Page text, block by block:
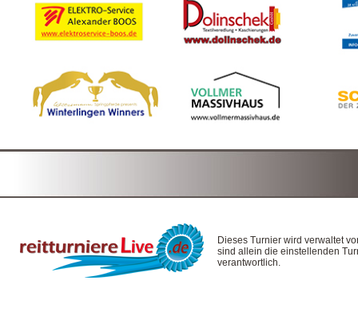
Dieses Turnier wird verwaltet
sind allein die einstellenden
verantwortlich.